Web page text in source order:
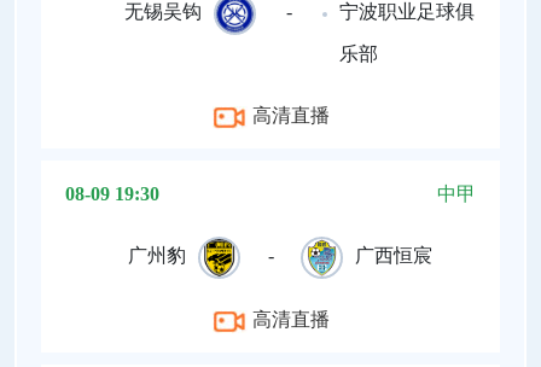
无锡吴钩 - 宁波职业足球俱
乐部
高清直播
08-09 19:30 中甲
广州豹 - 广西恒宸
高清直播